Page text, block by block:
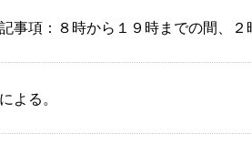
項：８時から１９時までの間、２
よる。